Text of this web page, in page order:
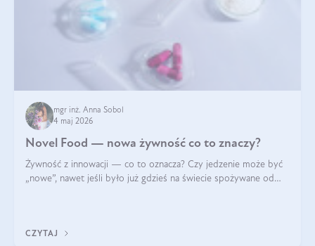
mgr inż. Anna Sobol
4 maj 2026
Novel Food — nowa żywność co to znaczy?
Żywność z innowacji — co to oznacza? Czy jedzenie może być
„nowe”, nawet jeśli było już gdzieś na świecie spożywane od
CZYTAJ